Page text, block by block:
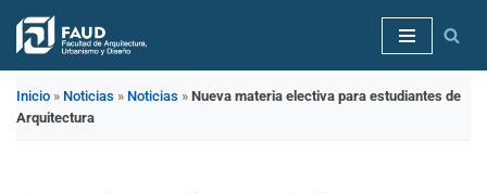
Saltar
contenido
Inicio » Noticias » Noticias » Nueva materia electiva para estudiantes de
Arquitectura